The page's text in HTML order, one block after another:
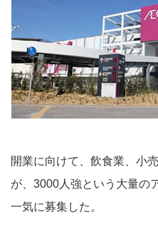
開業に向けて、飲食業、小
が、3000人強という大量の
一気に募集した。